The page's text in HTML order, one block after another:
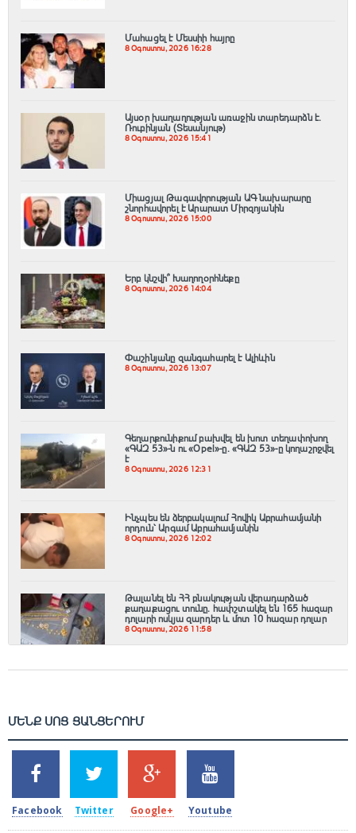
Մահացել է Մեսսիի հայրը
8 Օգոստոս, 2026 16:28
Այսօր խաղաղության առաջին տարեդարձն է.
Ռուբինյան (Տեսանյութ)
8 Օգոստոս, 2026 15:41
Միացյալ Թագավորության ԱԳ նախարարը
շնորհավորել է Արարատ Միրզոյանին
8 Օգոստոս, 2026 15:00
Երբ կնշվի՞ Խաղողօրհնեքը
8 Օգոստոս, 2026 14:04
Փաշինյանը զանգահարել է Ալիևին
8 Օգոստոս, 2026 13:07
Գեղարքունիքում բախվել են խոտ տեղափոխող
«ԳԱԶ 53»-ն ու «Opel»-ը. «ԳԱԶ 53»-ը կողաշրջվել
է
8 Օգոստոս, 2026 12:31
Ինչպես են ձերբակալում Հովիկ Աբրահամյանի
որդուն՝ Արգամ Աբրահամյանին
8 Օգոստոս, 2026 12:02
Թալանել են ՀՀ բնակության վերադարձած
քաղաքացու տունը․ հափշտակել են 165 հազար
դոլարի ոսկյա զարդեր և մոտ 10 հազար դոլար
8 Օգոստոս, 2026 11:58
ՄԵՆՔ ՍՈՑ ՑԱՆՑԵՐՈՒՄ
2k
SHARES
Facebook
1.5k
TWEETS
Twitter
203
SHARES
Google+
620
SHARES
Youtube